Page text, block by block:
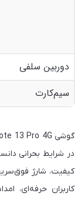
دوربین سلفی
سیم‌کارت
در شرایط بحرانی
کیفیت، شارژ
کاربران حرفه‌ای،